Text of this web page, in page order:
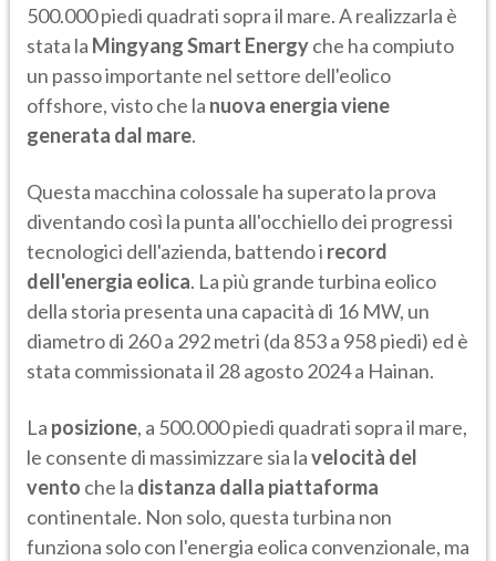
500.000 piedi quadrati sopra il mare. A realizzarla è
stata la Mingyang Smart Energyche ha compiuto
un passo importante nel settore dell'eolico
offshore, visto che la nuova energia viene
generata dal mare.
Questa macchina colossale ha superato la prova
diventando così la punta all'occhiello dei progressi
tecnologici dell'azienda, battendo i record
dell'energia eolica. La più grande turbina eolico
della storia presenta una capacità di 16 MW, un
diametro di 260 a 292 metri (da 853 a 958 piedi) ed è
stata commissionata il 28 agosto 2024 a Hainan.
La posizione, a 500.000 piedi quadrati sopra il mare,
le consente di massimizzare sia lavelocità del
vento che la distanza dalla piattaforma
continentale. Non solo, questa turbina non
funziona solo con l'energia eolica convenzionale, ma